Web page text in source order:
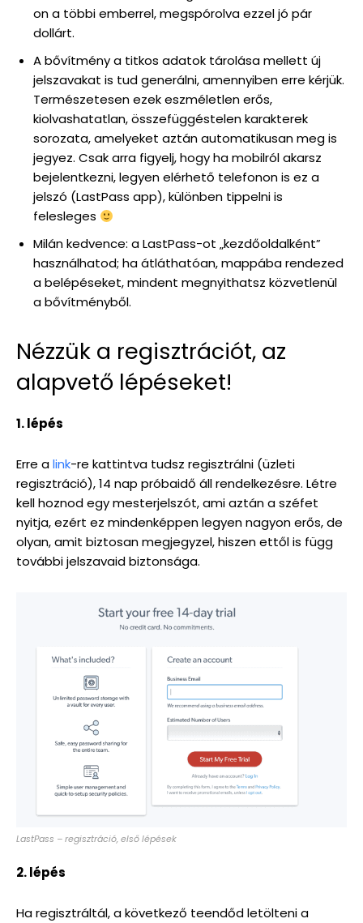
on a többi emberrel, megspórolva ezzel jó pár
dollárt.
A bővítmény a titkos adatok tárolása mellett új
jelszavakat is tud generálni, amennyiben erre kérjük.
Természetesen ezek eszméletlen erős,
kiolvashatatlan, összefüggéstelen karakterek
sorozata, amelyeket aztán automatikusan meg is
jegyez. Csak arra figyelj, hogy ha mobilról akarsz
bejelentkezni, legyen elérhető telefonon is ez a
jelszó (LastPass app), különben tippelni is
felesleges
Milán kedvence: a LastPass-ot „kezdőoldalként”
használhatod; ha átláthatóan, mappába rendezed
a belépéseket, mindent megnyithatsz közvetlenül
a bővítményből.
Nézzük a regisztrációt, az
alapvető lépéseket!
1. lépés
Erre alink-re kattintva tudsz regisztrálni (üzleti
regisztráció), 14 nap próbaidő áll rendelkezésre. Létre
kell hoznod egy mesterjelszót, ami aztán a széfet
nyitja, ezért ez mindenképpen legyen nagyon erős, de
olyan, amit biztosan megjegyzel, hiszen ettől is függ
további jelszavaid biztonsága.
LastPass – regisztráció, első lépések
2. lépés
Ha regisztráltál, a következő teendőd letölteni a